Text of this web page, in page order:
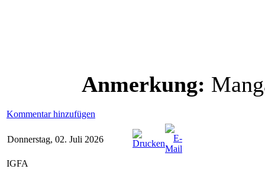
Anmerkung:
Kommentar hinzufügen
Donnerstag, 02. Juli 2026
IGFA